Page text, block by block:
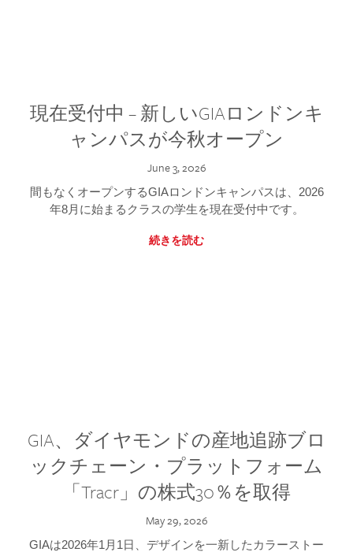
現在受付中 – 新しいGIAロンドンキ
ャンパスが今秋オープン
June 3, 2026
間もなくオープンするGIAロンドンキャンパスは、2026
年8月に始まるクラスの学生を現在受付中です。
続きを読む
GIA、ダイヤモンドの産地追跡ブロ
ックチェーン・プラットフォーム
「Tracr」の株式30％を取得
May 29, 2026
GIAは2026年1月1日、デザインを一新したカラーストー